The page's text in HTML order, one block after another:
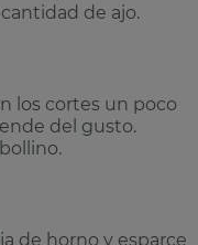
de ajo.
los cortes un poco
del gusto.
de horno y esparce